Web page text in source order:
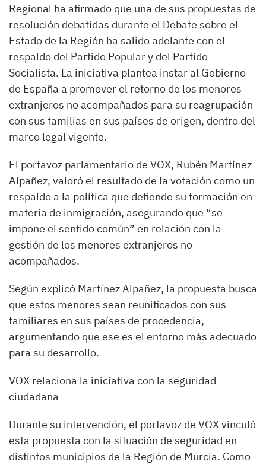
Regional ha afirmado que una de sus propuestas de
resolución debatidas durante el Debate sobre el
Estado de la Región ha salido adelante con el
respaldo del Partido Popular y del Partido
Socialista. La iniciativa plantea instar al Gobierno
de España a promover el retorno de los menores
extranjeros no acompañados para su reagrupación
con sus familias en sus países de origen, dentro del
marco legal vigente.
El portavoz parlamentario de VOX, Rubén Martínez
Alpañez, valoró el resultado de la votación como un
respaldo a la política que defiende su formación en
materia de inmigración, asegurando que “se
impone el sentido común” en relación con la
gestión de los menores extranjeros no
acompañados.
Según explicó Martínez Alpañez, la propuesta busca
que estos menores sean reunificados con sus
familiares en sus países de procedencia,
argumentando que ese es el entorno más adecuado
para su desarrollo.
VOX relaciona la iniciativa con la seguridad
ciudadana
Durante su intervención, el portavoz de VOX vinculó
esta propuesta con la situación de seguridad en
distintos municipios de la Región de Murcia. Como